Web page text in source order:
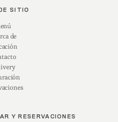
SITIO
de
Y RESERVACIONES